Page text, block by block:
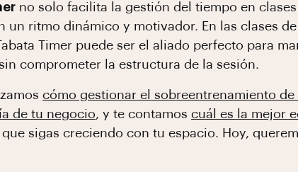
no solo facilita la gestión del tiempo en
un ritmo dinámico y motivador. En las clases
Timer puede ser el aliado perfecto para
comprometer la estructura de la sesión.
cómo gestionar el sobreentrenamiento de
de tu negocio, y te contamos cuál es la mejor
sigas creciendo con tu espacio. Hoy,